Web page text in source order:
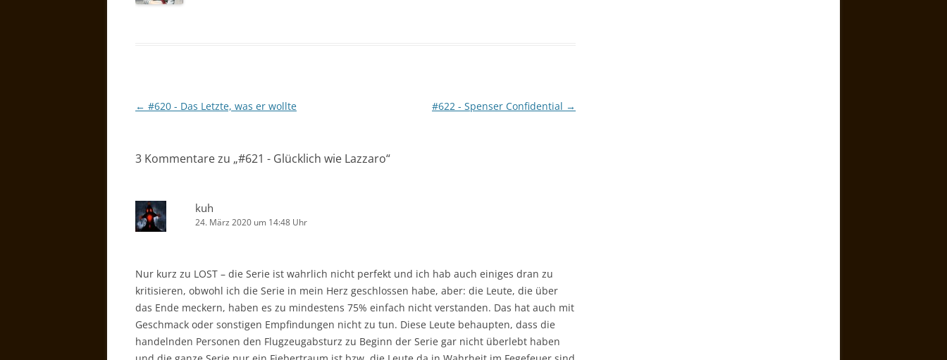
Beitragsnavigation
← #620 - Das Letzte, was er wollte #622 - Spenser Confidential →
3 Kommentare zu „#621 - Glücklich wie Lazzaro“
kuh
24. März 2020 um 14:48 Uhr
Nur kurz zu LOST – die Serie ist wahrlich nicht perfekt und ich hab auch einiges dran zu
kritisieren, obwohl ich die Serie in mein Herz geschlossen habe, aber: die Leute, die über
das Ende meckern, haben es zu mindestens 75% einfach nicht verstanden. Das hat auch mit
Geschmack oder sonstigen Empfindungen nicht zu tun. Diese Leute behaupten, dass die
handelnden Personen den Flugzeugabsturz zu Beginn der Serie gar nicht überlebt haben